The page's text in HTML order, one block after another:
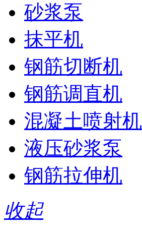
砂浆泵
抹平机
钢筋切断机
钢筋调直机
混凝土喷射机
液压砂浆泵
钢筋拉伸机
收起